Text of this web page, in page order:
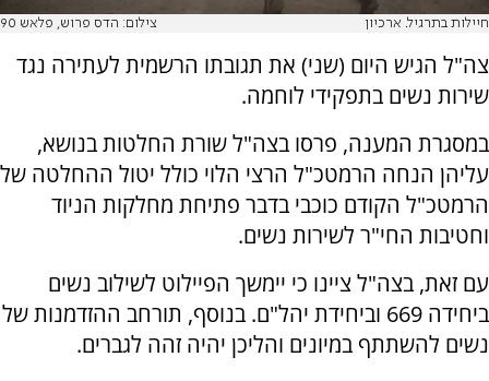
חיילות בתרגיל. ארכיון צילום: הדס פרוש, פלאש 90
צה"ל הגיש היום (שני) את תגובתו הרשמית לעתירה נגד
שירות נשים בתפקידי לוחמה.
במסגרת המענה, פרסו בצה"ל שורת החלטות בנושא,
עליהן הנחה הרמטכ"ל הרצי הלוי כולל יטול ההחלטה של
הרמטכ"ל הקודם כוכבי בדבר פתיחת מחלקות הניוד
וחטיבות החי"ר לשירות נשים.
עם זאת, בצה"ל ציינו כי יימשך הפיילוט לשילוב נשים
ביחידה 669 וביחידת יהל"ם. בנוסף, תורחב ההזדמנות של
נשים להשתתף במיונים והליכן יהיה זהה לגברים.